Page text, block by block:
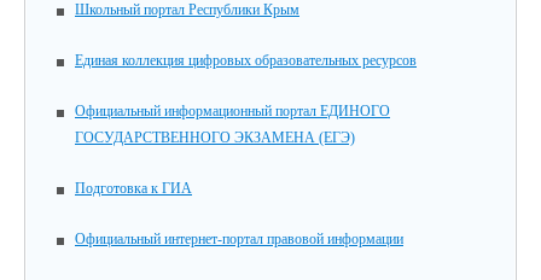
Школьный портал Республики Крым
Единая коллекция цифровых образовательных ресурсов
Официальный информационный портал ЕДИНОГО
ГОСУДАРСТВЕННОГО ЭКЗАМЕНА (ЕГЭ)
Подготовка к ГИА
Официальный интернет-портал правовой информации